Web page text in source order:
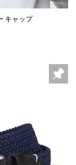
キャップ